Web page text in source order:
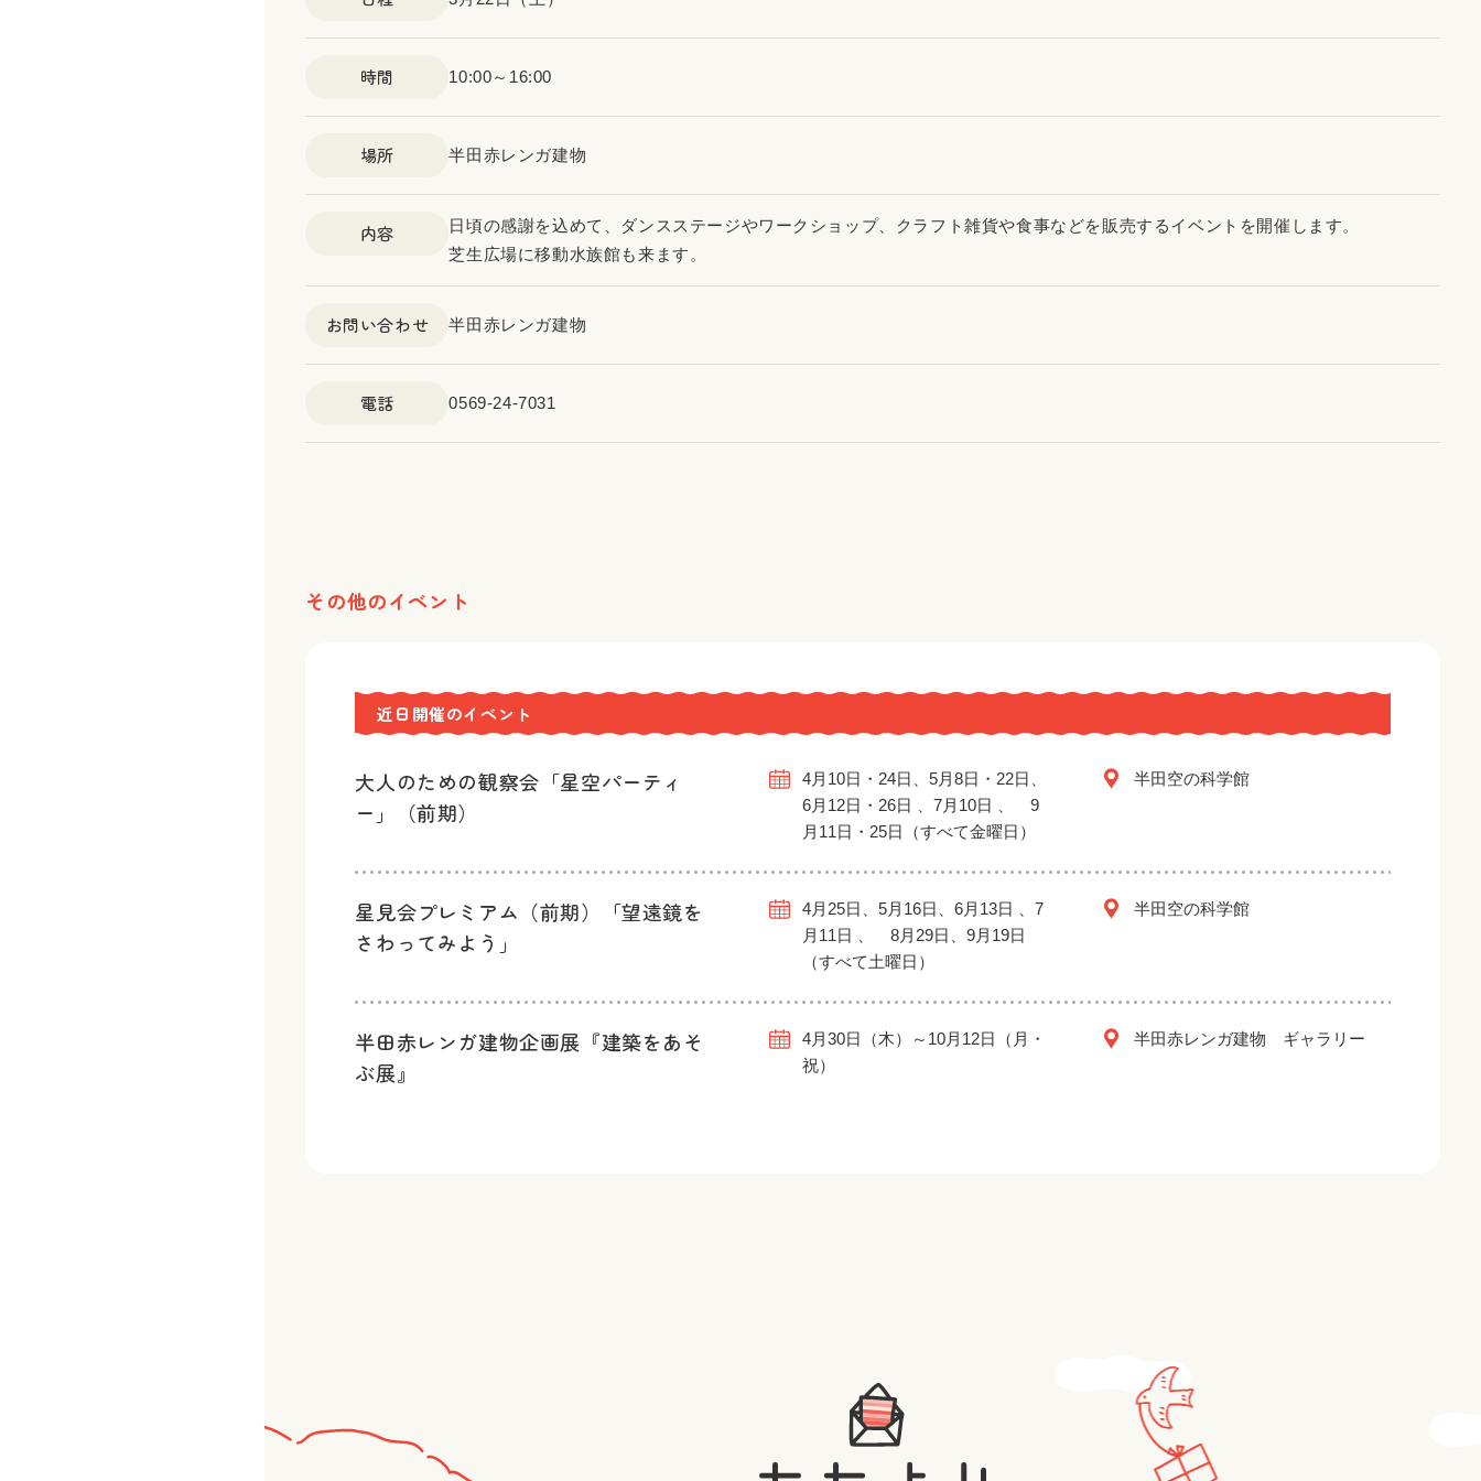
時間 10:00～16:00
場所 半田赤レンガ建物
内容
日頃の感謝を込めて、ダンスステージやワークショップ、クラフト雑貨や食事などを販売するイベントを開催します。
芝生広場に移動水族館も来ます。
お問い合わせ 半田赤レンガ建物
電話 0569-24-7031
その他のイベント
近日開催のイベント
大人のための観察会「星空パーティ
ー」（前期）
4月10日・24日、5月8日・22日、
6月12日・26日 、7月10日 、 9
月11日・25日（すべて金曜日）
半田空の科学館
星見会プレミアム（前期）「望遠鏡を
さわってみよう」
4月25日、5月16日、6月13日 、7
月11日 、 8月29日、9月19日
（すべて土曜日）
半田空の科学館
半田赤レンガ建物企画展『建築をあそ
ぶ展』
4月30日（木）～10月12日（月・
祝）
半田赤レンガ建物 ギャラリー